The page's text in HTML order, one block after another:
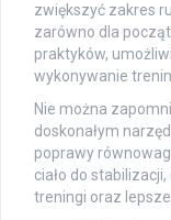
zwiększyć zakres
zarówno dla
praktyków,
wykonywanie
Nie można
doskonałym
poprawy
ciało do
treningi oraz